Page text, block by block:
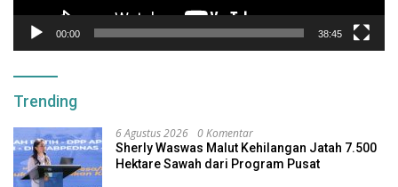
00:00 38:45
Trending
6 Agustus 2026 0 Komentar
Sherly Waswas Malut Kehilangan Jatah 7.500
Hektare Sawah dari Program Pusat